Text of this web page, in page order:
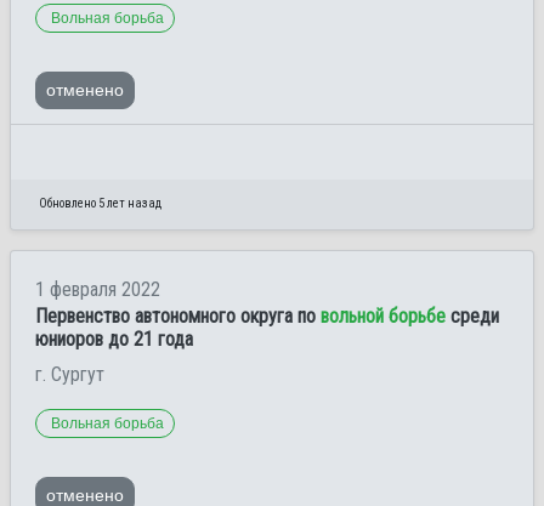
Вольная борьба
отменено
Обновлено 5 лет назад
1 февраля 2022
Первенство автономного округа по вольной борьбе среди
юниоров до 21 года
г. Сургут
Вольная борьба
отменено